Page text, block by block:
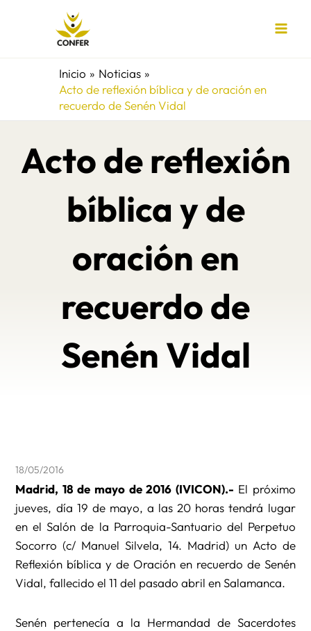
Inicio
Noticias
Acto de reflexión bíblica y de oración en
recuerdo de Senén Vidal
Acto de reflexión
bíblica y de
oración en
recuerdo de
Senén Vidal
18/05/2016
Madrid, 18 de mayo de 2016 (IVICON).- El próximo
jueves, día 19 de mayo, a las 20 horas tendrá lugar
en el Salón de la Parroquia-Santuario del Perpetuo
Socorro (c/ Manuel Silvela, 14. Madrid) un Acto de
Reflexión bíblica y de Oración en recuerdo de Senén
Vidal, fallecido el 11 del pasado abril en Salamanca.
Senén pertenecía a la Hermandad de Sacerdotes